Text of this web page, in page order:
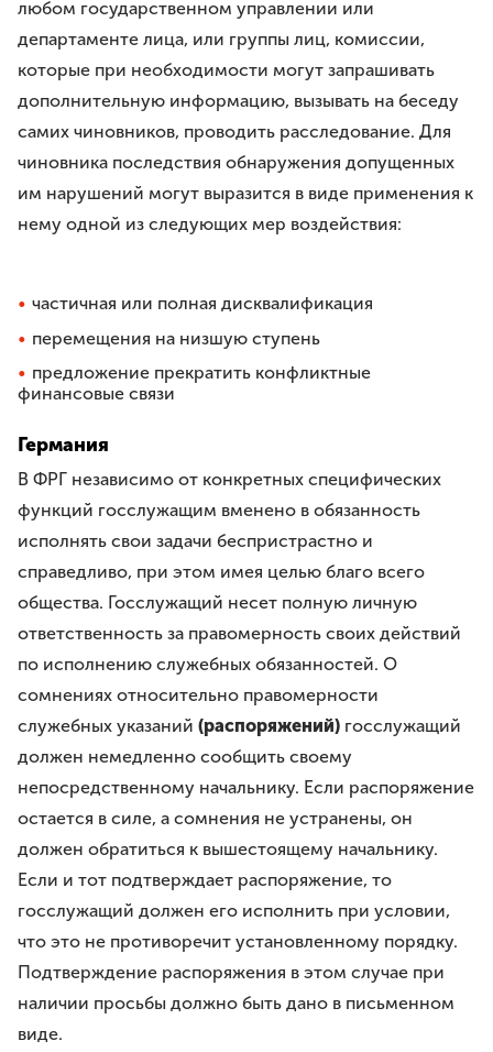
любом государственном управлении или
департаменте лица, или группы лиц, комиссии,
которые при необходимости могут запрашивать
дополнительную информацию, вызывать на беседу
самих чиновников, проводить расследование. Для
чиновника последствия обнаружения допущенных
им нарушений могут выразится в виде применения к
нему одной из следующих мер воздействия:
частичная или полная дисквалификация
перемещения на низшую ступень
предложение прекратить конфликтные
финансовые связи
Германия
В ФРГ независимо от конкретных специфических
функций госслужащим вменено в обязанность
исполнять свои задачи беспристрастно и
справедливо, при этом имея целью благо всего
общества. Госслужащий несет полную личную
ответственность за правомерность своих действий
по исполнению служебных обязанностей. О
сомнениях относительно правомерности
служебных указаний (распоряжений) госслужащий
должен немедленно сообщить своему
непосредственному начальнику. Если распоряжение
остается в силе, а сомнения не устранены, он
должен обратиться к вышестоящему начальнику.
Если и тот подтверждает распоряжение, то
госслужащий должен его исполнить при условии,
что это не противоречит установленному порядку.
Подтверждение распоряжения в этом случае при
наличии просьбы должно быть дано в письменном
виде.